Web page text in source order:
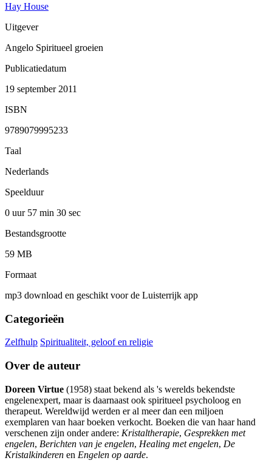
Hay House
Uitgever
Angelo Spiritueel groeien
Publicatiedatum
19 september 2011
ISBN
9789079995233
Taal
Nederlands
Speelduur
0 uur 57 min 30 sec
Bestandsgrootte
59 MB
Formaat
mp3 download en geschikt voor de Luisterrijk app
Categorieën
Zelfhulp Spiritualiteit, geloof en religie
Over de auteur
Doreen Virtue (1958) staat bekend als 's werelds bekendste
engelenexpert, maar is daarnaast ook spiritueel psycholoog en
therapeut. Wereldwijd werden er al meer dan een miljoen
exemplaren van haar boeken verkocht. Boeken die van haar hand
verschenen zijn onder andere: Kristaltherapie, Gesprekken met
engelen, Berichten van je engelen, Healing met engelen, De
Kristalkinderen en Engelen op aarde.